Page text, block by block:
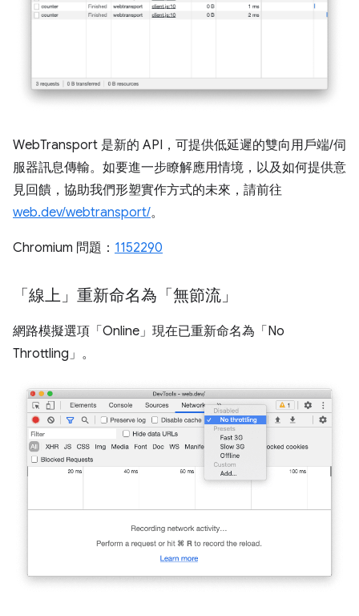
WebTransport 是新的 API，可提供低延遲的雙向用戶端/伺
服器訊息傳輸。如要進一步瞭解應用情境，以及如何提供意
見回饋，協助我們形塑實作方式的未來，請前往
web.dev/webtransport/。
Chromium 問題： 1152290
「線上」重新命名為「無節流」
網路模擬選項「Online」現在已重新命名為「No
Throttling」。